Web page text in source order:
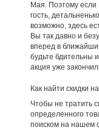
Мая. Поэтому если
гость,
возможно, здесь
Вы так давно и
вперед в
будьте бдительны
акция уже
Как найти скидки
Чтобы не тратить
определенного
поиском на нашем